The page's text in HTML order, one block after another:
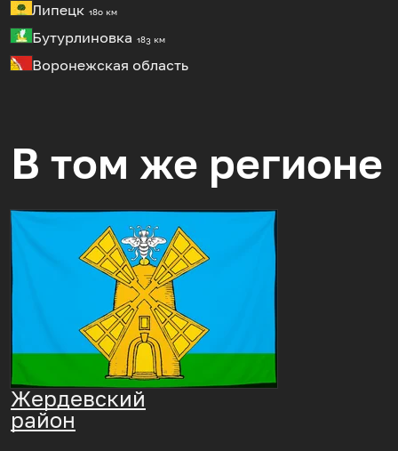
Липецк 180 км
Бутурлиновка 183 км
Воронежская область
В том же регионе
Жердевский
район